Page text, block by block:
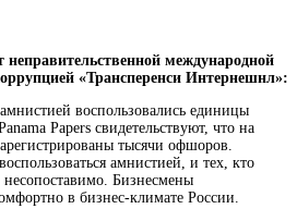
международной
«Трансперенси Интернешнл»:
воспользовались единицы
Papers свидетельствуют, что на
тысячи офшоров.
амнистией, и тех, кто
Бизнесмены
в бизнес-климате России.